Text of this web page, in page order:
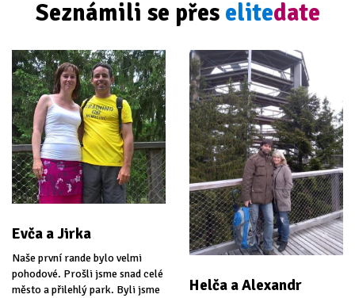
Seznámili se přes elitedate
Evča a Jirka
Naše první rande bylo velmi
pohodové. Prošli jsme snad celé
město a přilehlý park. Byli jsme
Helča a Alexandr